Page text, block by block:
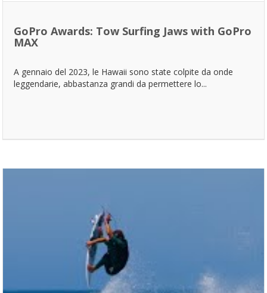
GoPro Awards: Tow Surfing Jaws with GoPro
MAX
A gennaio del 2023, le Hawaii sono state colpite da onde
leggendarie, abbastanza grandi da permettere lo...